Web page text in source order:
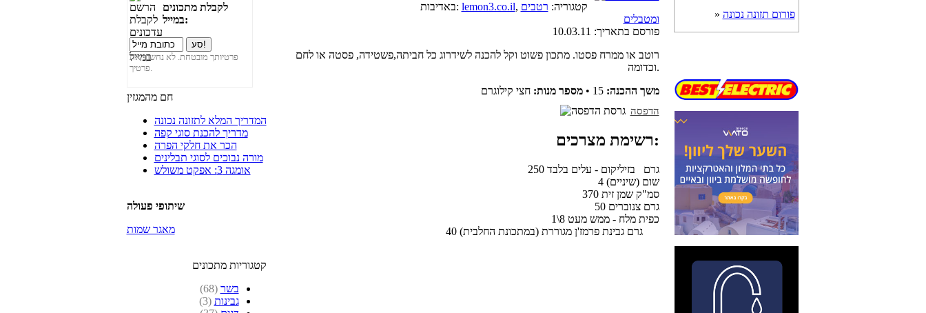
לקבלת מתכונים
במייל:
פרטיותך מובטחת. לא נחשוף את
פרטיך.
חם מהמגזין
המדריך המלא לתזונה נכונה
מדריך להכנת סוגי קפה
הכר את חלקי הפרה
מורה נבוכים לסוגי תבלינים
אומגה 3: אפקט משולש
שיתופי פעולה
מאגר שמות
קטגוריות מתכונים
בשר (68)
גבינות (3)
באדיבות: lemon3.co.il , קטגוריה: רטבים
ומטבלים
פורסם בתאריך: 10.03.11
רוטב או ממרח פסטו. מתכון פשוט וקל להכנה לשידרוג כל חביתה,פשטידה, פסטה או לחם
וכדומה.
משך ההכנה: 15
•מספר מנות: חצי קילוגרם
הדפסה
רשימת מצרכים:
250 גרם בזיליקום - עלים בלבד
4 שום (שיניים)
370 סמ"ק שמן זית
50 גרם צנוברים
1\8 כפית מלח - ממש מעט
40 גרם גבינת פרמז'ן מגוררת (במתכונת החלבית)
» פורום תזונה נכונה